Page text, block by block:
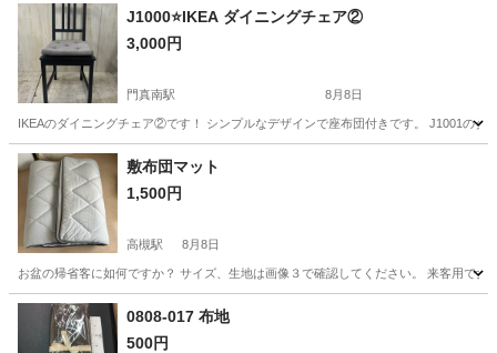
大阪 岸和田市 現地
J1000⭐️IKEA ダイニングチェア②
3,000円
門真南駅 8月8日
IKEAのダイニングチェア②です！ シンプルなデザインで座布団付きです。 J1001の
大阪 門真市 門真南駅
敷布団マット
1,500円
高槻駅 8月8日
お盆の帰省客に如何ですか？ サイズ、生地は画像３で確認してください。 来客用で
大阪 高槻市 寝具
0808-017 布地
500円